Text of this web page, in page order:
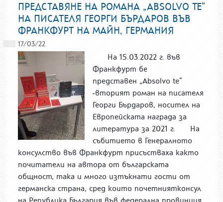
ПРЕДСТАВЯНЕ НА РОМАНА „ABSOLVO TE“
НА ПИСАТЕЛЯ ГЕОРГИ БЪРДАРОВ ВЪВ
ФРАНКФУРТ НА МАЙН, ГЕРМАНИЯ
17/03/22
На 15.03.2022 г. във
Франкфурт бе
представен „Absolvo te“
-вторият роман на писателя
Георги Бърдаров, носител на
Европейската награда за
литература за 2021 г. На
събитието в Генералното
консулство във Франкфурт присъстваха както
почитатели на автора от българската
общност, така и много изтъкнати гости от
германска страна, сред които почетниятконсул